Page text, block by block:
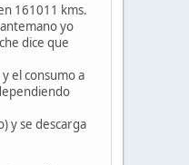
161011 kms.
yo
dice que
el consumo a
y se descarga